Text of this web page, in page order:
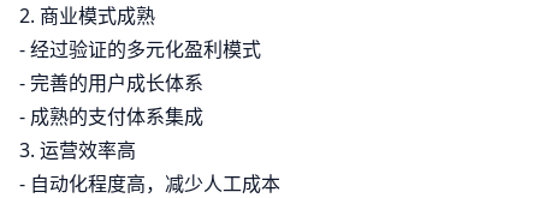
2. 商业模式成熟
- 经过验证的多元化盈利模式
- 完善的用户成长体系
- 成熟的支付体系集成
3. 运营效率高
- 自动化程度高，减少人工成本